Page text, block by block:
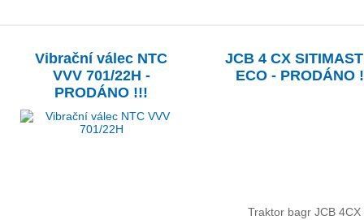
Vibrační válec NTC
VVV 701/22H -
PRODÁNO !!!
JCB 4 CX
ECO - PRODÁNO
Traktor bagr JCB 4CX